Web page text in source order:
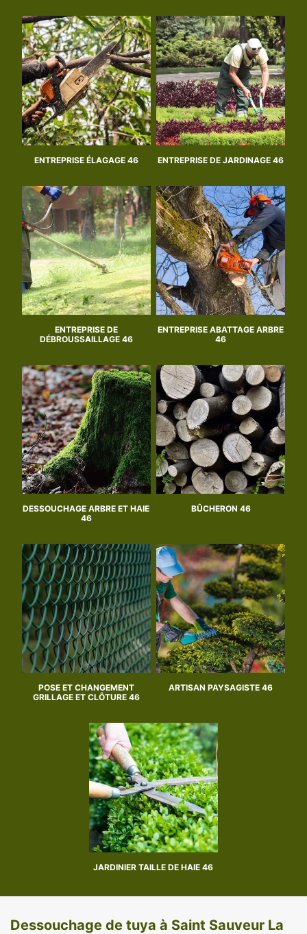
ENTREPRISE ÉLAGAGE 46 ENTREPRISE DE JARDINAGE 46
ENTREPRISE DE
DÉBROUSSAILLAGE 46
ENTREPRISE ABATTAGE ARBRE
46
DESSOUCHAGE ARBRE ET HAIE
46
BÛCHERON 46
POSE ET CHANGEMENT
GRILLAGE ET CLÔTURE 46
ARTISAN PAYSAGISTE 46
JARDINIER TAILLE DE HAIE 46
Dessouchage de tuya à Saint Sauveur La